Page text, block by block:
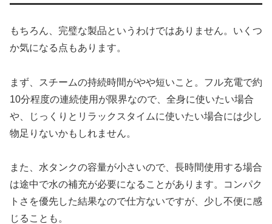
もちろん、完璧な製品というわけではありません。いくつ
か気になる点もあります。
まず、スチームの持続時間がやや短いこと。フル充電で約
10分程度の連続使用が限界なので、全身に使いたい場合
や、じっくりとリラックスタイムに使いたい場合には少し
物足りないかもしれません。
また、水タンクの容量が小さいので、長時間使用する場合
は途中で水の補充が必要になることがあります。コンパク
トさを優先した結果なので仕方ないですが、少し不便に感
じることも。